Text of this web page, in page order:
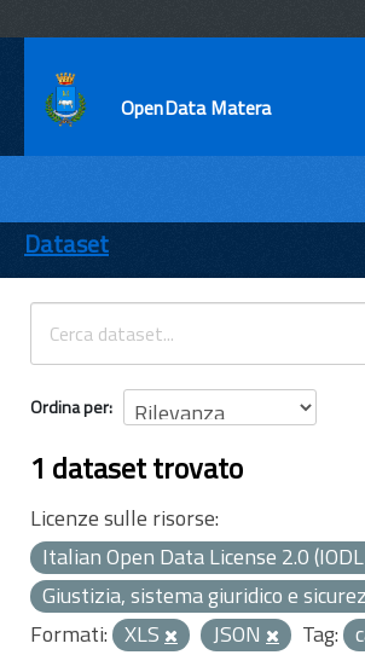
OpenData Matera
ENTI
TEMI
INFORMAZIONI
Dataset
Ordina per
1 dataset trovato
Licenze sulle risorse:
Italian Open Data License 2.0
Giustizia, sistema giuridico e
Formati: XLS JSON Tag: